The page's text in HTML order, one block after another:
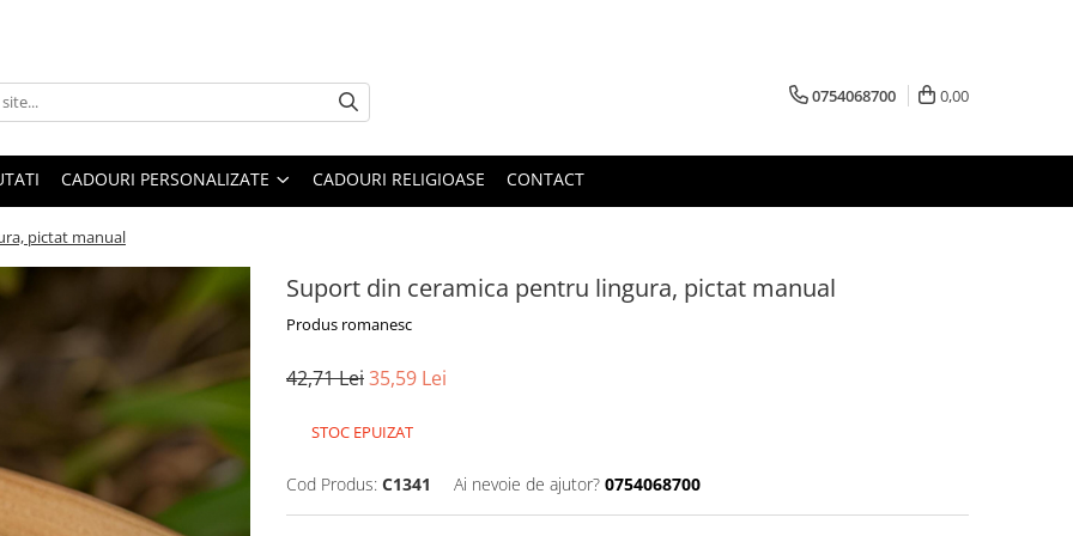
0754068700 0,00
CADOURI PERSONALIZATE CADOURI RELIGIOASE CONTACT
pictat manual
Suport din ceramica pentru lingura, pictat manual
Produs romanesc
42,71 Lei35,59 Lei
STOC EPUIZAT
Cod Produs: C1341 Ai nevoie de ajutor? 0754068700